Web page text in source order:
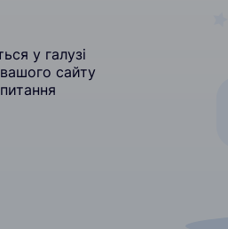
у галузі
сайту